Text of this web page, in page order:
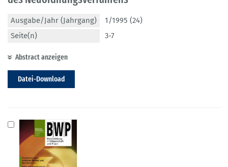
Ausgabe/Jahr (Jahrgang)
1/1995 (24)
Seite(n)
3-7
Abstract anzeigen
Datei-Download